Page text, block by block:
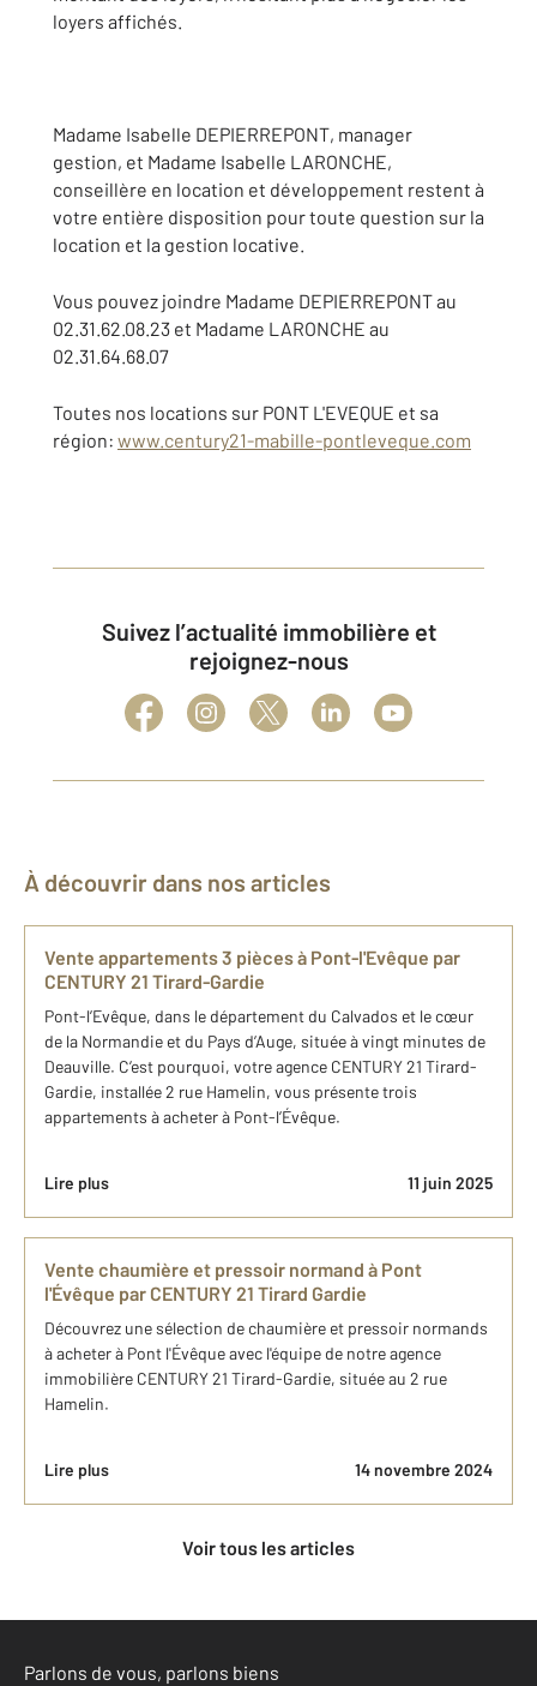
loyers affichés.
Madame Isabelle DEPIERREPONT, manager
gestion, et Madame Isabelle LARONCHE,
conseillère en location et développement restent à
votre entière disposition pour toute question sur la
location et la gestion locative.
Vous pouvez joindre Madame DEPIERREPONT au
02.31.62.08.23 et Madame LARONCHE au
02.31.64.68.07
Toutes nos locations sur PONT L'EVEQUE et sa
région: www.century21-mabille-pontleveque.com
Suivez l’actualité immobilière et
rejoignez-nous
À découvrir dans nos articles
Vente appartements 3 pièces à Pont-l'Evêque par
CENTURY 21 Tirard-Gardie
Pont-l’Evêque, dans le département du Calvados et le cœur
de la Normandie et du Pays d’Auge, située à vingt minutes de
Deauville. C’est pourquoi, votre agence CENTURY 21 Tirard-
Gardie, installée 2 rue Hamelin, vous présente trois
appartements à acheter à Pont-l’Évêque.
Lire plus 11 juin 2025
Vente chaumière et pressoir normand à Pont
l'Évêque par CENTURY 21 Tirard Gardie
Découvrez une sélection de chaumière et pressoir normands
à acheter à Pont l'Évêque avec l'équipe de notre agence
immobilière CENTURY 21 Tirard-Gardie, située au 2 rue
Hamelin.
Lire plus 14 novembre 2024
Voir tous les articles
Parlons de vous, parlons biens